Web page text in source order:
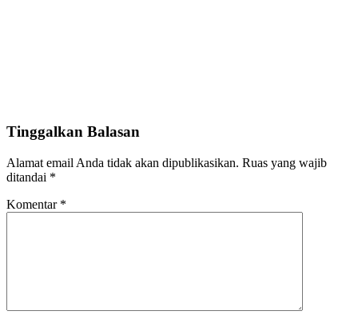
Tinggalkan Balasan
Alamat email Anda tidak akan dipublikasikan. Ruas yang wajib
ditandai *
Komentar *